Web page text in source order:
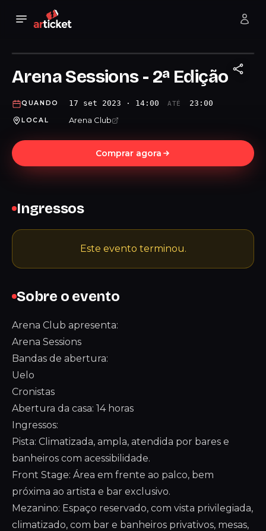
Arena Sessions - 2ª Edição
QUANDO 17 set 2023 · 14:00 ATÉ 23:00
LOCAL Arena Club
Comprar agora
Sobre o evento
Arena Club apresenta:
Arena Sessions
Bandas de abertura:
Uelo
Cronistas
Abertura da casa: 14 horas
Ingressos:
Pista: Climatizada, ampla, atendida por bares e
banheiros com acessibilidade.
Front Stage: Área em frente ao palco, bem
próxima ao artista e bar exclusivo.
Mezanino: Espaço reservado, com vista privilegiada,
climatizado, com bar e banheiros privativos, mesas,
Ingressos
Este evento terminou.